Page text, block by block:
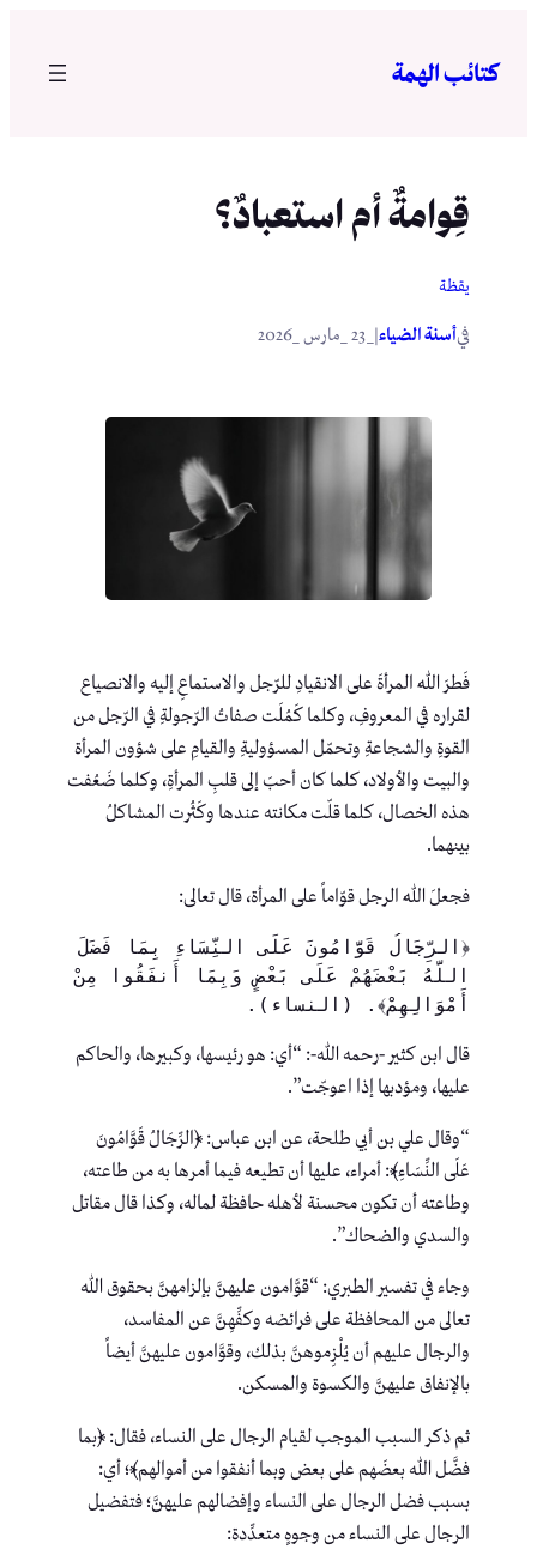
المحتوى
كتائب الهمة
قِوامةٌ أم استعبادٌ؟
يقظة
فيأسنة الضياء
فَطرَ اللهُ المرأةَ على الانقيادِ للرّجل والاستماعِ إليه والانصياع
لقراره في المعروفِ، وكلما كَمُلَت صفاتُ الرّجولةِ في الرّجل من
القوةِ والشجاعةِ وتحمّل المسؤوليةِ والقيامِ على شؤون المرأة
والبيت والأولاد، كلما كان أحبَ إلى قلبِ المرأةِ، وكلما ضَعُفت
هذه الخصال، كلما قلّت مكانته عندها وكَثُرت المشاكلُ
بينهما.
فجعلَ اللهُ الرجل قوّاماً على المرأة، قال تعالى:
اللَّهُ بَعْضَهُمْ عَلَى بَعْضٍ وَبِمَا أَنفَقُوا مِنْ
أَمْوَالِهِمْ﴾. (النساء).
قال ابن كثير -رحمه الله-: “أي: هو رئيسها، وكبيرها، والحاكم
عليها، ومؤدبها إذا اعوجّت”.
“وقال علي بن أبي طلحة، عن ابن عباس: ﴿الرِّجَالُ قَوَّامُونَ
عَلَى النِّسَاءِ﴾: أمراء، عليها أن تطيعه فيما أمرها به من طاعته،
وطاعته أن تكون محسنة لأهله حافظة لماله، وكذا قال مقاتل
والسدي والضحاك”.
وجاء في تفسير الطبري: “قوَّامون عليهنَّ بإلزامهنَّ بحقوق الله
تعالى من المحافظة على فرائضه وكفِّهِنَّ عن المفاسد،
والرجال عليهم أن يُلْزِموهنَّ بذلك، وقوَّامون عليهنَّ أيضاً
بالإنفاق عليهنَّ والكسوة والمسكن.
ثم ذكر السبب الموجب لقيام الرجال على النساء، فقال: ﴿بما
فضَّل الله بعضَهم على بعض وبما أنفقوا من أموالهم﴾؛ أي:
بسبب فضل الرجال على النساء وإفضالهم عليهنَّ؛ فتفضيل
الرجال على النساء من وجوهٍ متعدِّدة: